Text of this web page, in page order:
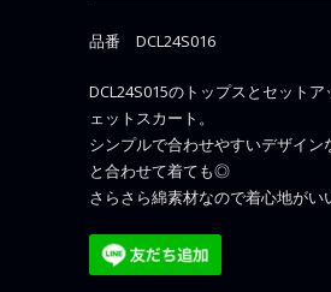
品番 DCL24S016
DCL24S015のトップスとセット
ェットスカート。
シンプルで合わせやすいデザイン
と合わせて着ても◎
さらさら綿素材なので着心地がい